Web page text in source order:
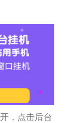
，点击后台